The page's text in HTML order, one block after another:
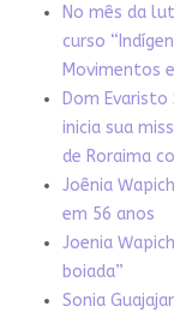
No mês da
curso
Movimentos
Dom
inicia sua
de Roraima
Joênia
em 56 anos
Joenia
boiada”
Sonia